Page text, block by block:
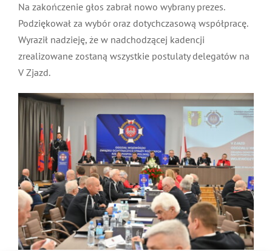
Na zakończenie głos zabrał nowo wybrany prezes.
Podziękował za wybór oraz dotychczasową współpracę.
Wyraził nadzieję, że w nadchodzącej kadencji
zrealizowane zostaną wszystkie postulaty delegatów na
V Zjazd.